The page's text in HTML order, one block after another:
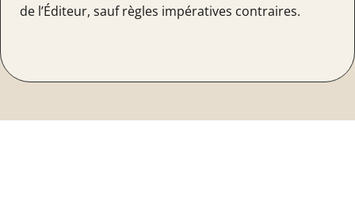
de l’Éditeur, sauf règles impératives contraires.